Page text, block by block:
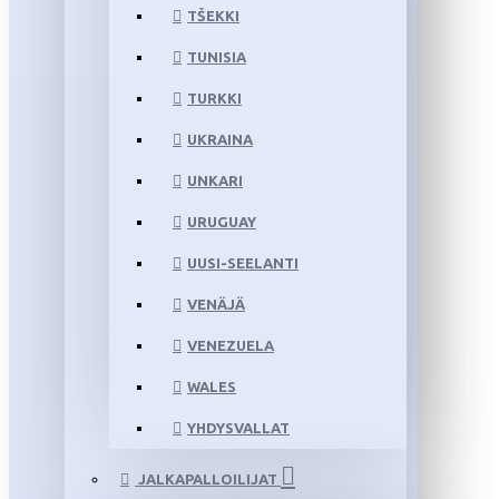
TŠEKKI
TUNISIA
TURKKI
UKRAINA
UNKARI
URUGUAY
UUSI-SEELANTI
VENÄJÄ
VENEZUELA
WALES
YHDYSVALLAT
JALKAPALLOILIJAT